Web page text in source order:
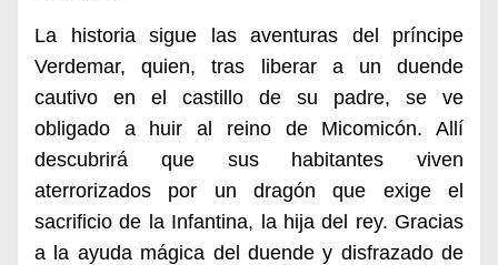
La historia sigue las aventuras del príncipe
Verdemar, quien, tras liberar a un duende
cautivo en el castillo de su padre, se ve
obligado a huir al reino de Micomicón. Allí
descubrirá que sus habitantes viven
aterrorizados por un dragón que exige el
sacrificio de la Infantina, la hija del rey. Gracias
a la ayuda mágica del duende y disfrazado de